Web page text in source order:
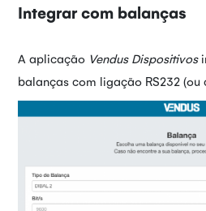
Integrar com balanças
A aplicação Vendus Dispositivos
balanças com ligação RS232 (ou